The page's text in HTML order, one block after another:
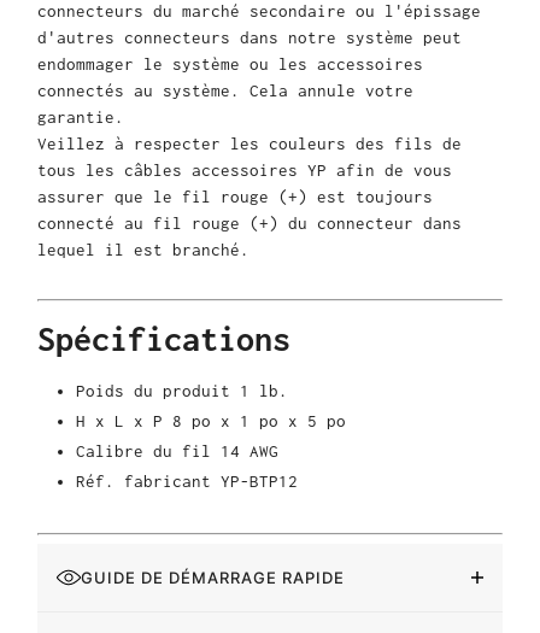
connecteurs du marché secondaire ou l'épissage
d'autres connecteurs dans notre système peut
endommager le système ou les accessoires
connectés au système. Cela annule votre
garantie.
Veillez à respecter les couleurs des fils de
tous les câbles accessoires YP afin de vous
assurer que le fil rouge (+) est toujours
connecté au fil rouge (+) du connecteur dans
lequel il est branché.
Spécifications
Poids du produit 1 lb.
H x L x P 8 po x 1 po x 5 po
Calibre du fil 14 AWG
Réf. fabricant YP-BTP12
GUIDE DE DÉMARRAGE RAPIDE